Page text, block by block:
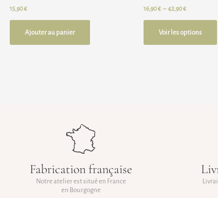
15,90€
Ajouter au panier
16,90€ – 42,90€
Voir les options
Fabrication française
Notre atelier est situé en France
en Bourgogne